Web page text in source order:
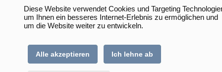
Diese Website verwendet Cookies und Targeting
um Ihnen ein besseres Internet-Erlebnis zu ermöglichen und
um die Website weiter zu entwickeln.
Alle akzeptieren Ich lehne ab